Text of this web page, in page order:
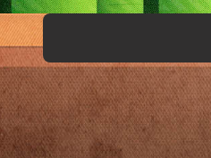
consoles de jeux vidéos des